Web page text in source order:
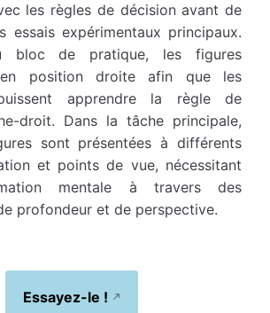
les règles de décision avant de
essais expérimentaux principaux.
bloc de pratique, les figures
en position droite afin que les
apprendre la règle de
droit. Dans la tâche principale,
sont présentées à différents
et points de vue, nécessitant
mentale à travers des
profondeur et de perspective.
Essayez-le !